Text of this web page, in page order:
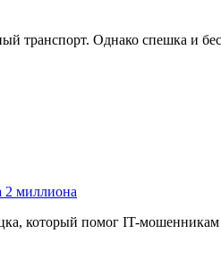
транспорт. Однако спешка и
2 миллиона
который помог IT-